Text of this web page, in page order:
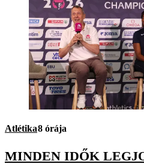
Atlétika8 órája
MINDEN IDŐK